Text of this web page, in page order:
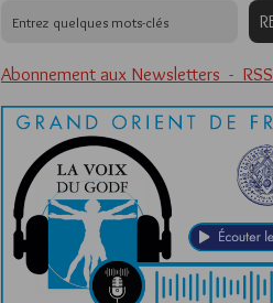
Abonnement aux Newsletters - RSS